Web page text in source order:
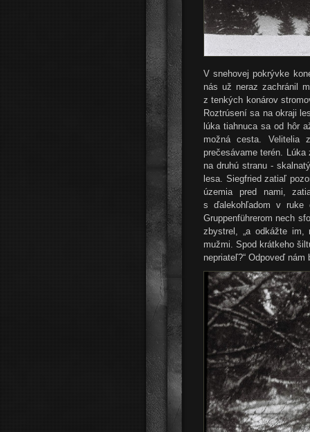
V snehovej pokrývke
nás už neraz zachránil
z tenkých konárov
Roztrúsení sa na okraji
lúka tiahnuca sa od hôr
možná cesta. Velitelia
prečesávame terén.
na druhú stranu -
lesa. Siegfried zatiaľ
územia pred nami,
s ďalekohľadom v ruke
Gruppenführerom nech
zbystrel, „a odkážte im,
mužmi. Spod krátkeho
nepriateľ?“ Odpoveď nám